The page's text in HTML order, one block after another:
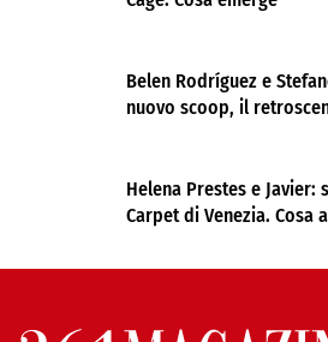
Belen Rodríguez e
nuovo scoop, il
Helena Prestes e Javier:
Carpet di Venezia. Cosa